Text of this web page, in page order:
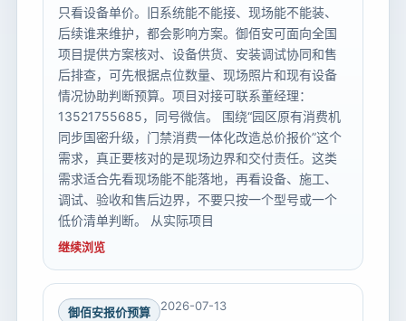
只看设备单价。旧系统能不能接、现场能不能装、
后续谁来维护，都会影响方案。御佰安可面向全国
项目提供方案核对、设备供货、安装调试协同和售
后排查，可先根据点位数量、现场照片和现有设备
情况协助判断预算。项目对接可联系董经理：
13521755685，同号微信。 围绕“园区原有消费机
同步国密升级，门禁消费一体化改造总价报价”这个
需求，真正要核对的是现场边界和交付责任。这类
需求适合先看现场能不能落地，再看设备、施工、
调试、验收和售后边界，不要只按一个型号或一个
低价清单判断。 从实际项目
继续浏览
御佰安报价预算 2026-07-13